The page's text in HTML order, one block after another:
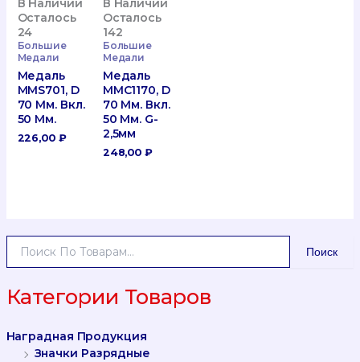
А
Т
:
Поиск
Категории Товаров
Наградная Продукция
Значки Разрядные
В Наличии
Осталось
24
Большие
Медали
Медаль
MMS701, D
70 Мм. Вкл.
50 Мм.
226,00 ₽
В Наличии
Осталось
142
Большие
Медали
Медаль
MMC1170, D
70 Мм. Вкл.
50 Мм. G-
2,5мм
248,00₽